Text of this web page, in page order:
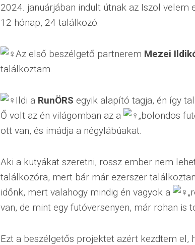
2024. januárjában indult útnak az Iszol velem
12 hónap, 24 találkozó.
Az első beszélgető partnerem Mezei
találkoztam.
Ildi a RunÖRS egyik alapító tagja, én így
Ő volt az én világomban az a
„bolondos
ott van, és imádja a négylábúakat.
Aki a kutyákat szeretni, rossz ember nem
találkozóra, mert bár már ezerszer
időnk, mert valahogy mindig én vagyok a
van, de mint egy futóversenyen, már rohan is
Ezt a beszélgetős projektet azért kezdtem el,